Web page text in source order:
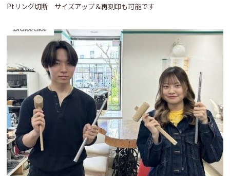
Ptリング切断 サイズアップ＆再刻印も可能です